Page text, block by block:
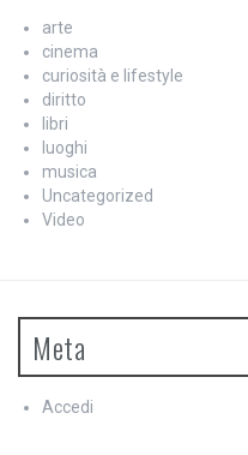
arte
cinema
curiosità e lifestyle
diritto
libri
luoghi
musica
Uncategorized
Video
Meta
Accedi